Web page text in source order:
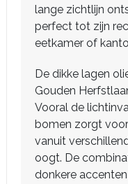
lange zichtlijn
perfect tot zijn
eetkamer of
De dikke lagen
Gouden
Vooral de
bomen zorgt
vanuit
oogt. De
donkere